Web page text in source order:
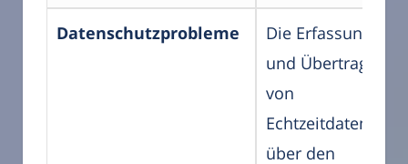
Datenschutzprobleme
Die Erfassung
und Übertragung
von
Echtzeitdaten
über den